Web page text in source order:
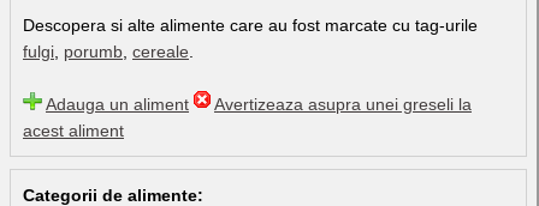
Descopera si alte alimente care au fost marcate cu tag-urile
fulgi porumb cereale
Adauga un aliment
Avertizeaza asupra unei greseli la
acest aliment
Categorii de alimente: